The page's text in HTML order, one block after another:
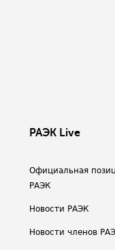
РАЭК Live
Официальная
РАЭК
Новости РАЭК
Новости членов